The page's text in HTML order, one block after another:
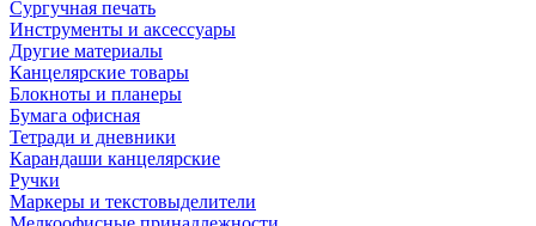
Сургучная печать
Инструменты и аксессуары
Другие материалы
Канцелярские товары
Блокноты и планеры
Бумага офисная
Тетради и дневники
Карандаши канцелярские
Ручки
Маркеры и текстовыделители